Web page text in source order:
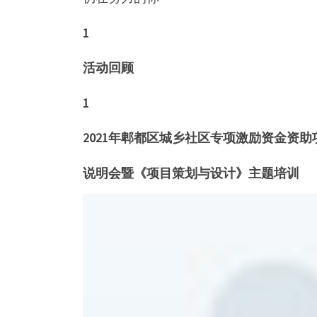
1
活动回顾
1
2021年郫都区城乡社区专项激励资金资助
说明会暨《项目策划与设计》主题培训